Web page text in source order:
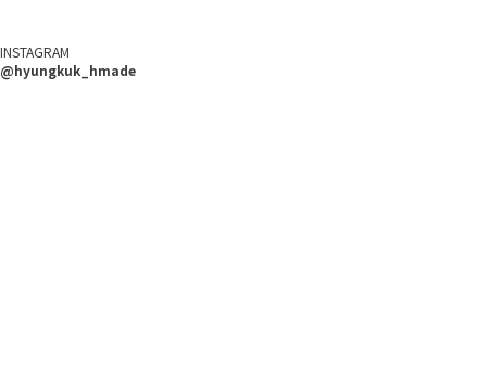
INSTAGRAM
@hyungkuk_hmade